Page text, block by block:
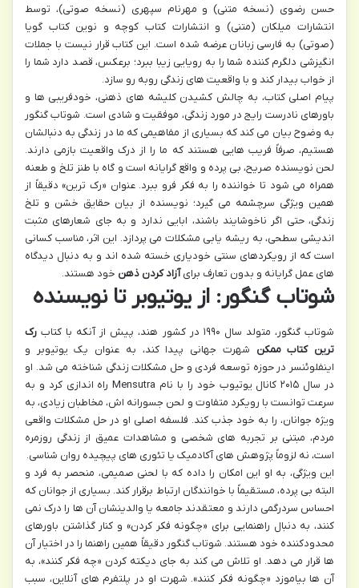
حسن رضوی (نسخه متنی) و مهرنام سپهری (نسخه صوتی)، توسط
انتشارات میلکان (متنی) و انتشارات کتاب کوچه و نوین کتاب گویا
(صوتی) به فارسی زبانان عرضه شده است. این کتاب قرار نیست با جملات
انگیزشی دلگرم کننده شما را به رویایی زیبا ببرد؛ برعکس، قصد دارد شما را
از خواب بیدار کند و با واقعیت های زندگی روبه رو سازد.
پیام اصلی کتاب، به چالش کشیدن کلیشه های ذهنی، خودفریبی ها و
باورهای نادرست رایج در مورد زندگی، موفقیت و شادی است. شوتاب گنگور
به وضوح بیان می کند که بسیاری از مفاهیمی که ما در زندگی به دنبالشان
هستیم، صرفاً فریب هایی هستند که ما را از درک واقعیت بازمی دارند.
لحن نویسنده صریح، بی پرده و واقع گرایانه است و گاه با طنز تلخ و طعنه
همراه می شود تا خواننده را به فکر فرو ببرد. عنوان «رک ترین» دقیقاً از
همین ویژگی سرچشمه می گیرد؛ نویسنده از بیان حقایق خشن و تلخ
زندگی، حتی اگر ناخوشایند باشند، ابایی ندارد و به جای شعارهای مثبت
اندیشی سطحی، به ریشه یابی مشکلات می پردازد. این اثر، مناسب کسانی
است که از رویکردهای سنتی خودیاری خسته شده اند و به دنبال دیدگاه
های عمل گرایانه و بدون تعارف برایآزاد کردن ذهن خود هستند.
شوتاب گنگور: از یوتیوبر تا نویسنده
شوتاب گنگور، متولد سال ۱۹۹۰ در کشور هند، پیش از آنکه با کتاب
رک
ترین کتاب ممکن شهرت جهانی پیدا کند، به عنوان یک یوتیوبر و
اینفلوئنسر در حوزه توسعه فردی و حل مشکلات زندگی شناخته می شد. او
در سال ۲۰۱۵ کانال یوتیوب خود را با نام Mensutra راه اندازی کرد و به
سرعت توانست با رویکرد متفاوت و لحن جسورانه اش، مخاطبان زیادی، به
ویژه جوانان، را به خود جذب کند. فلسفه اصلی او در حل مشکلات واقعی
مردم، مبتنی بر تجربه های شخصی و مشاهدات عمیق از زندگی روزمره
است، نه لزوماً پژوهش های آکادمیک یا تئوری های پیچیده روان شناسی.
این ویژگی، به او این امکان را داده که با لحنی صمیمی، منحصر به فرد و
البته بی پرده، مستقیماً با خوانندگان ارتباط برقرار کند. بسیاری از جوانان که
احساس سردرگمی دارند و معتقدند جامعه یا والدینشان آن ها را درک نمی
کنند، به دنبال راهنمایی برای «چگونه فکر کردن» و کنار گذاشتن باورهای
محدودکننده خود هستند. شوتاب گنگور دقیقاً همین راهنما را در اختیار آن
ها قرار می دهد. او تلاش می کند به جای دیکته کردن «چه فکر کنند»، به
آن ها بیاموزد «چگونه فکر کنند». شهرت او در پلتفرم های آنلاین، سبب